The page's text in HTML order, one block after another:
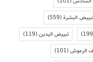
تبييض البشرة(559)
تبييض اليدين(119)
الرموش(101)